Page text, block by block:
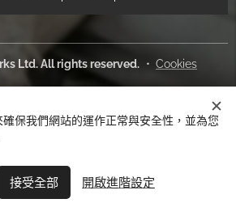
新增到購物車
Ltd. All rights reserved. Cookies
保我們網站的運作正常與安全性，並為您
接受全部 開啟進階設定